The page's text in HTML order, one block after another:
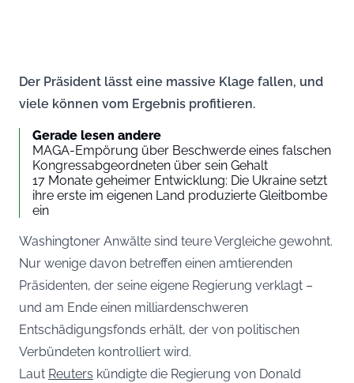
Der Präsident lässt eine massive Klage fallen, und
viele können vom Ergebnis profitieren.
Gerade lesen andere
MAGA-Empörung über Beschwerde eines falschen
Kongressabgeordneten über sein Gehalt
17 Monate geheimer Entwicklung: Die Ukraine setzt
ihre erste im eigenen Land produzierte Gleitbombe
ein
Washingtoner Anwälte sind teure Vergleiche gewohnt.
Nur wenige davon betreffen einen amtierenden
Präsidenten, der seine eigene Regierung verklagt –
und am Ende einen milliardenschweren
Entschädigungsfonds erhält, der von politischen
Verbündeten kontrolliert wird.
Laut Reuters kündigte die Regierung von Donald